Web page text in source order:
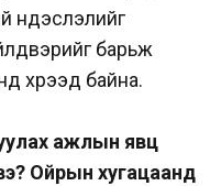
үндэслэлийг
барьж
хүрээд байна.
ажлын явц
Ойрын хугацаанд